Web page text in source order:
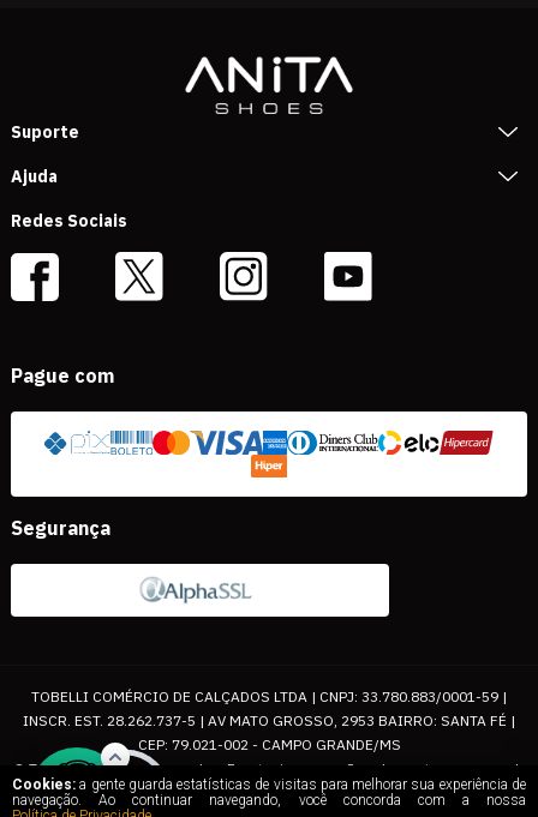
Suporte
Ajuda
Redes Sociais
Pague com
Segurança
TOBELLI COMÉRCIO DE CALÇADOS LTDA | CNPJ: 33.780.883/0001-59 |
INSCR. EST. 28.262.737-5 | AV MATO GROSSO, 2953 BAIRRO: SANTA FÉ |
CEP: 79.021-002 - CAMPO GRANDE/MS
© Todos os direitos reservados. Eventuais promoções, descontos e prazos de
pagamento expostos aqui são válidos apenas para compras via internet. As
Cookies: a gente guarda estatísticas de visitas para melhorar sua experiência de
navegação. Ao continuar navegando, você concorda com a nossa